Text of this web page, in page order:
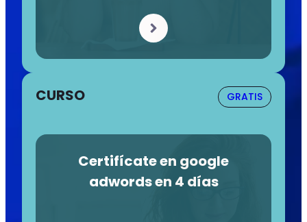
CURSO GRATIS
Certifícate en google
adwords en 4 días